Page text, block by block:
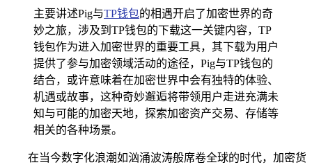
主要讲述Pig与TP钱包的相遇开启了加密世界的奇
妙之旅，涉及到TP钱包的下载这一关键内容，TP
钱包作为进入加密世界的重要工具，其下载为用户
提供了参与加密领域活动的途径，Pig与TP钱包的
结合，或许意味着在加密世界中会有独特的体验、
机遇或故事，这种奇妙邂逅将带领用户走进充满未
知与可能的加密天地，探索加密资产交易、存储等
相关的各种场景。
在当今数字化浪潮如汹涌波涛般席卷全球的时代，加密货